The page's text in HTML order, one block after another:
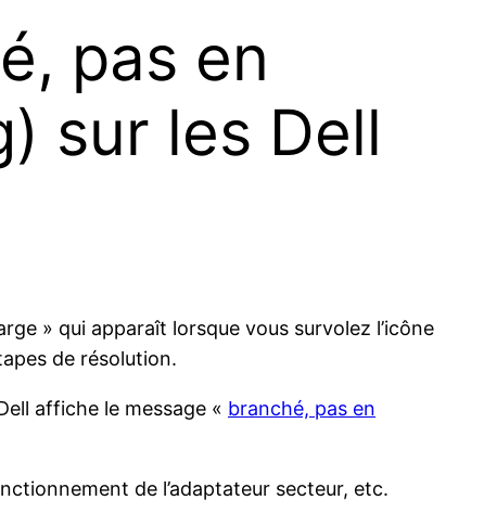
pas en
sur les Dell
» qui apparaît lorsque vous survolez l’icône
de résolution.
affiche le message « branché, pas en
de l’adaptateur secteur, etc.